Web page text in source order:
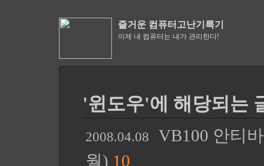
즐거운 컴퓨터고난기록기
이제 내 컴퓨터는 내가 관리한다!
'윈도우'에 해당되는
2008.04.08
VB100 안티
월) 10